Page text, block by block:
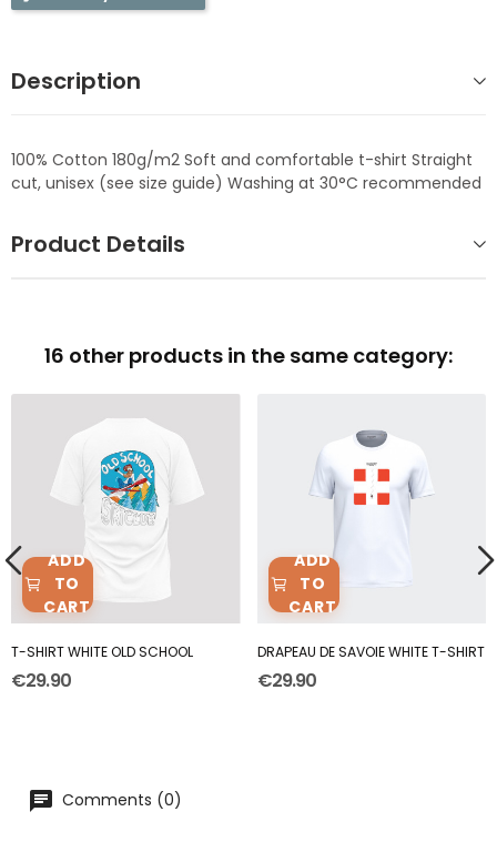
Description
100% Cotton 180g/m2 Soft and comfortable t-shirt Straight
cut, unisex (see size guide) Washing at 30°C recommended
Product Details
16 other products in the same category:
ADD
TO
CART
T-SHIRT WHITE OLD SCHOOL
€29.90
ADD
TO
CART
DRAPEAU DE SAVOIE WHITE T-SHIRT
€29.90
Comments (0)